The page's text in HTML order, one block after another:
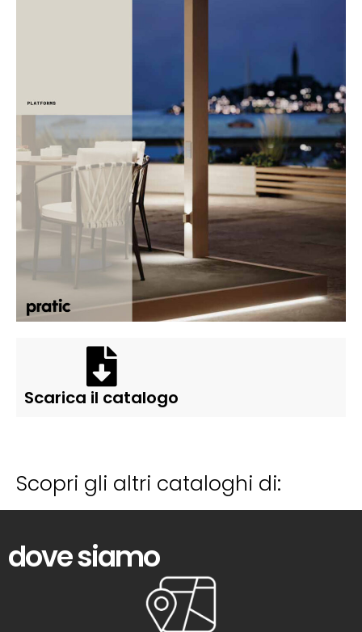
Scarica il catalogo
Scopri gli altri cataloghi di:
dove siamo